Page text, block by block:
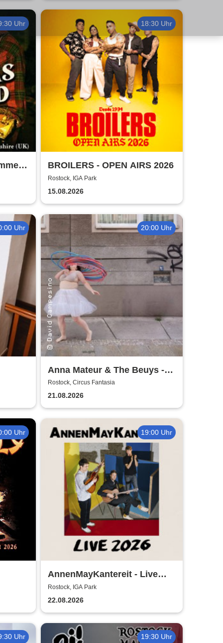
Uhr 18:30 Uhr
BROILERS - OPEN AIRS 2026
Rostock, IGA Park
15.08.2026
Uhr 20:00 Uhr
Anna Mateur & The Beuys -
Kaoshüter
Rostock, Circus Fantasia
21.08.2026
Uhr 19:00 Uhr
AnnenMayKantereit - Live
2026
Rostock, IGA Park
22.08.2026
Uhr 19:30 Uhr